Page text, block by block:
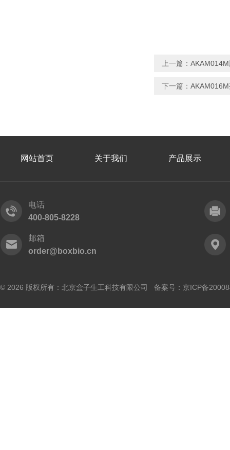
上一篇：
下一篇：
网站首页 关于我们 产品展示
电话
400-805-8228
邮箱
order@boxbio.cn
© 2026 版权所有：北京盒子生工科技有限公司 备案号： 京ICP备